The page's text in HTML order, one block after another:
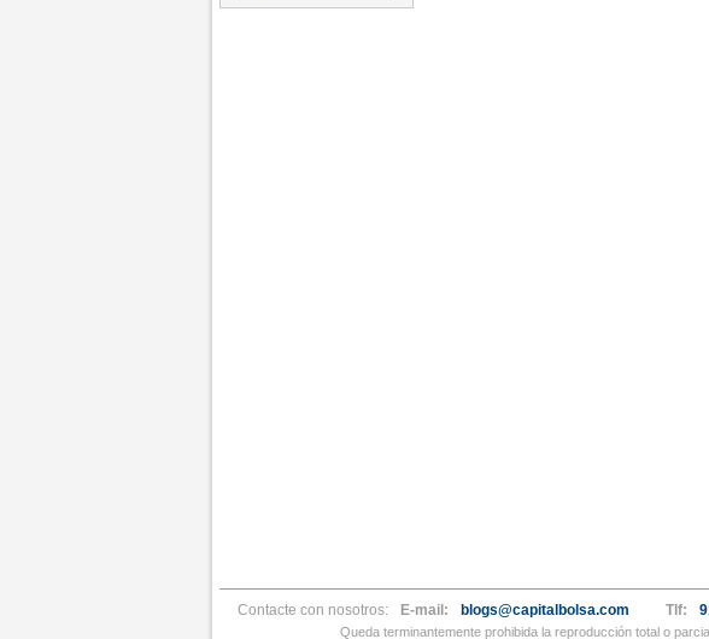
Contacte con nosotros: E-mail: blogs@capitalbolsa.com Tlf:
Queda terminantemente prohibida la reproducción total o